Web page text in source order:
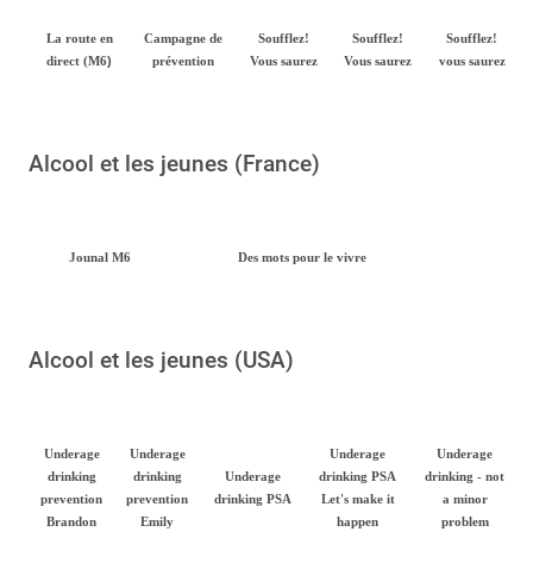
La route en
direct (M6)
Campagne de
prévention
Soufflez!
Vous saurez
Soufflez!
Vous saurez
Soufflez!
vous saurez
Alcool et les jeunes (France)
Jounal M6 Des mots pour le vivre
Alcool et les jeunes (USA)
Underage
drinking
prevention
Brandon
Underage
drinking
prevention
Emily
Underage
drinking PSA
Underage
drinking PSA
Let's make it
happen
Underage
drinking - not
a minor
problem